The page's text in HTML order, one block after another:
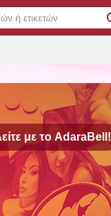
με το AdaraBell!